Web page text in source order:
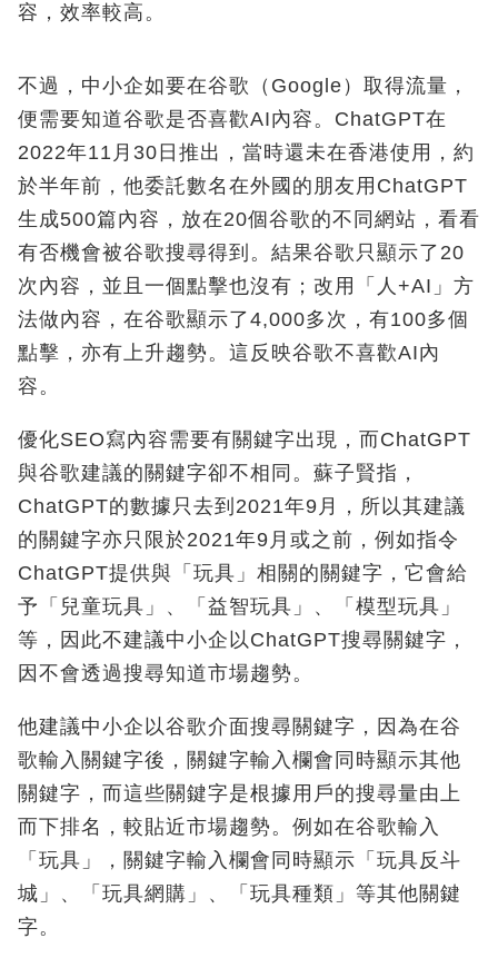
容，效率較高。
不過，中小企如要在谷歌（Google）取得流量，
便需要知道谷歌是否喜歡AI內容。ChatGPT在
2022年11月30日推出，當時還未在香港使用，約
於半年前，他委託數名在外國的朋友用ChatGPT
生成500篇內容，放在20個谷歌的不同網站，看看
有否機會被谷歌搜尋得到。結果谷歌只顯示了20
次內容，並且一個點擊也沒有；改用「人+AI」方
法做內容，在谷歌顯示了4,000多次，有100多個
點擊，亦有上升趨勢。這反映谷歌不喜歡AI內
容。
優化SEO寫內容需要有關鍵字出現，而ChatGPT
與谷歌建議的關鍵字卻不相同。蘇子賢指，
ChatGPT的數據只去到2021年9月，所以其建議
的關鍵字亦只限於2021年9月或之前，例如指令
ChatGPT提供與「玩具」相關的關鍵字，它會給
予「兒童玩具」、「益智玩具」、「模型玩具」
等，因此不建議中小企以ChatGPT搜尋關鍵字，
因不會透過搜尋知道市場趨勢。
他建議中小企以谷歌介面搜尋關鍵字，因為在谷
歌輸入關鍵字後，關鍵字輸入欄會同時顯示其他
關鍵字，而這些關鍵字是根據用戶的搜尋量由上
而下排名，較貼近市場趨勢。例如在谷歌輸入
「玩具」，關鍵字輸入欄會同時顯示「玩具反斗
城」、「玩具網購」、「玩具種類」等其他關鍵
字。